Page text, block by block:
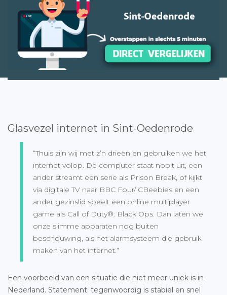
Glasvezel internet in Sint-Oedenrode
“Thuis zijn wij met z’n drieën en gebruiken we het
internet volop. De computer staat nooit uit, een
ander streamt een serie als Prison Break, of kijkt
via digitale TV naar BBC Four/ CBeebies en een
ander gezinslid speelt een online multiplayer
game als Call of Duty®: Black Ops. Dan laten we
onze slimme apparaten nog buiten
beschouwing, als het alarmsysteem die gebruik
maken van het internet.”
Een voorbeeld van een situatie die niet meer uniek is in
Nederland. Statement: tegenwoordig is stabiel en snel